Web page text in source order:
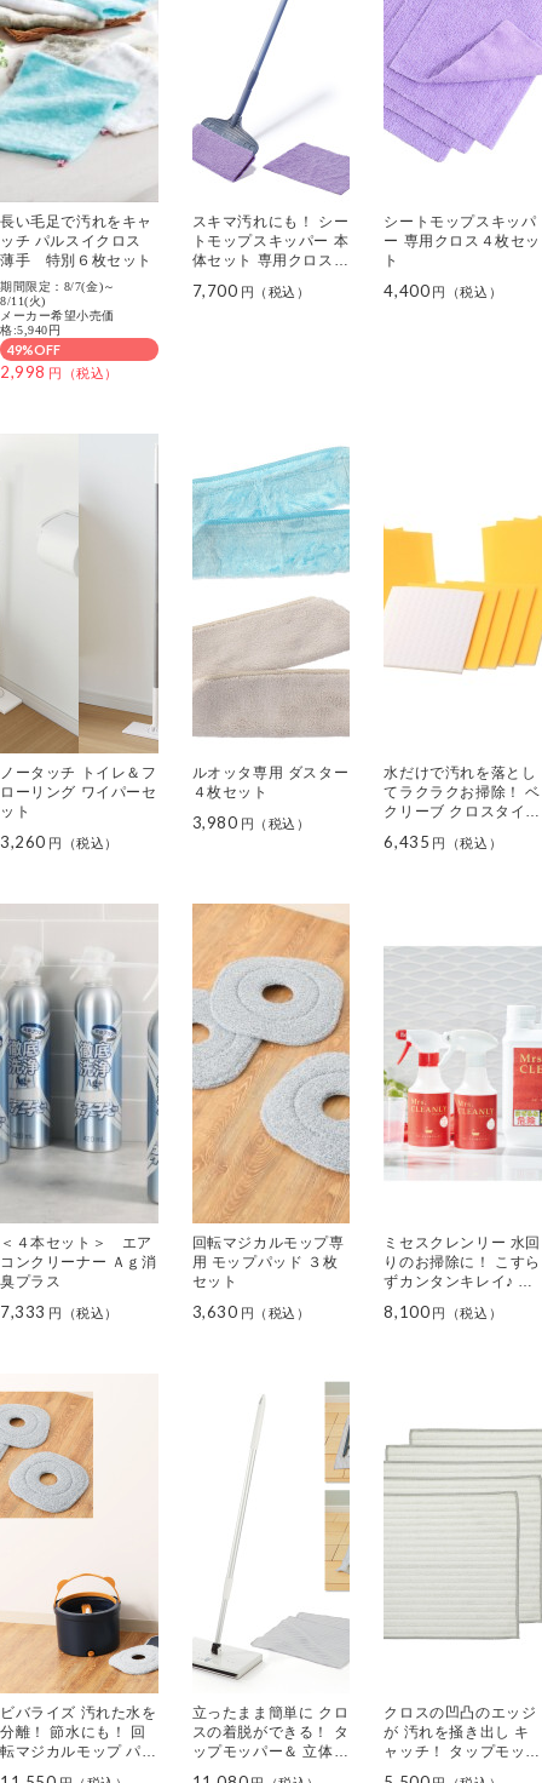
長い毛足で汚れをキャ
ッチ パルスイクロス
薄手 特別６枚セット
期間限定：8/7(金)～
8/11(火)
メーカー希望小売価
格:5,940円
49%OFF
2,998
スキマ汚れにも！ シー
トモップスキッパー 本
体セット 専用クロス２
7,700
シートモップスキッパ
ー 専用クロス４枚セッ
ト
4,400
ノータッチ トイレ＆フ
ローリング ワイパーセ
ット
3,260
ルオッタ専用 ダスター
４枚セット
3,980
水だけで汚れを落とし
てラクラクお掃除！ ベ
クリーブ クロスタイプ
6,435
＜４本セット＞ エア
コンクリーナー Ａｇ消
臭プラス
7,333
回転マジカルモップ専
用 モップパッド ３枚
セット
3,630
ミセスクレンリー 水回
りのお掃除に！ こすら
ずカンタンキレイ♪ カ
ホイップ＆ミスト ＜２
8,100
ビバライズ 汚れた水を
分離！ 節水にも！ 回
転マジカルモップ パッ
立ったまま簡単に クロ
スの着脱ができる！ タ
ップモッパー＆ 立体エ
クロスの凹凸のエッジ
が 汚れを掻き出し キ
ャッチ！ タップモッパ